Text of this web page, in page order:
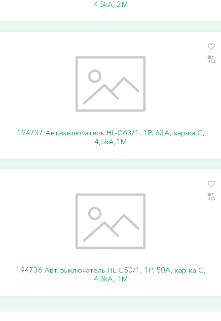
4.5kA, 2M
194737 Авт.выключатель HL-C63/1, 1Р, 63А, хар-ка С,
4,5kA,1M
194736 Авт. выключатель HL-C50/1, 1P, 50A, хар-ка C,
4.5kA, 1M